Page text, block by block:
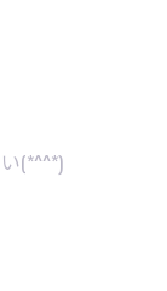
(*^^*)